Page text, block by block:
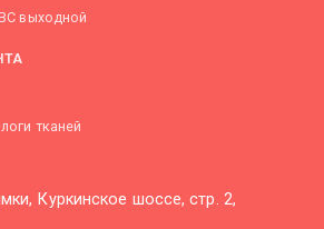
выходной
тканей
Куркинское шоссе, стр. 2,